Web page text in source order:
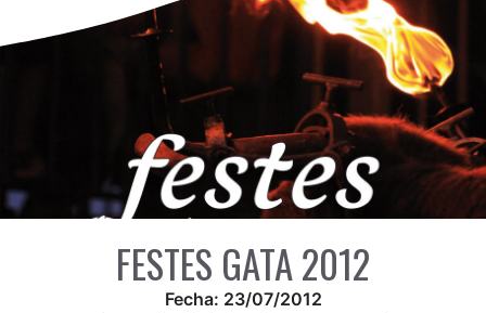
FESTES GATA 2012
Fecha: 23/07/2012